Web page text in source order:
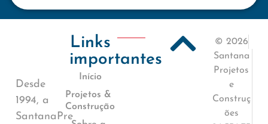
Desde
1994, a
SantanaPre
Links
importantes
Início
Projetos &
Construção
© 2026
Santana
Projetos
e
Construç
ões